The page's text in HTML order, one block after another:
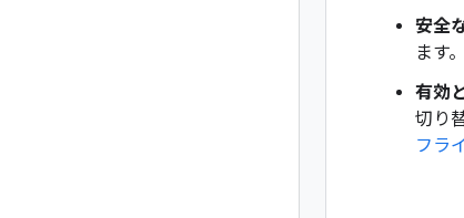
安全
ます
有効
切り
フラ